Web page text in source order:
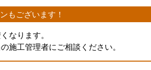
もございます！
なります。
施工管理者にご相談ください。